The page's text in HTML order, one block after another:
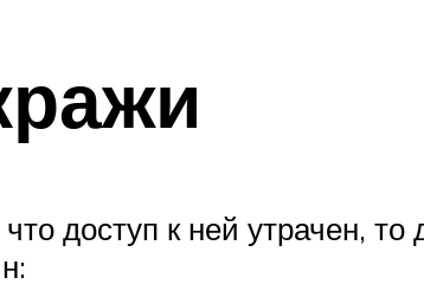
доступ к ней утрачен, то